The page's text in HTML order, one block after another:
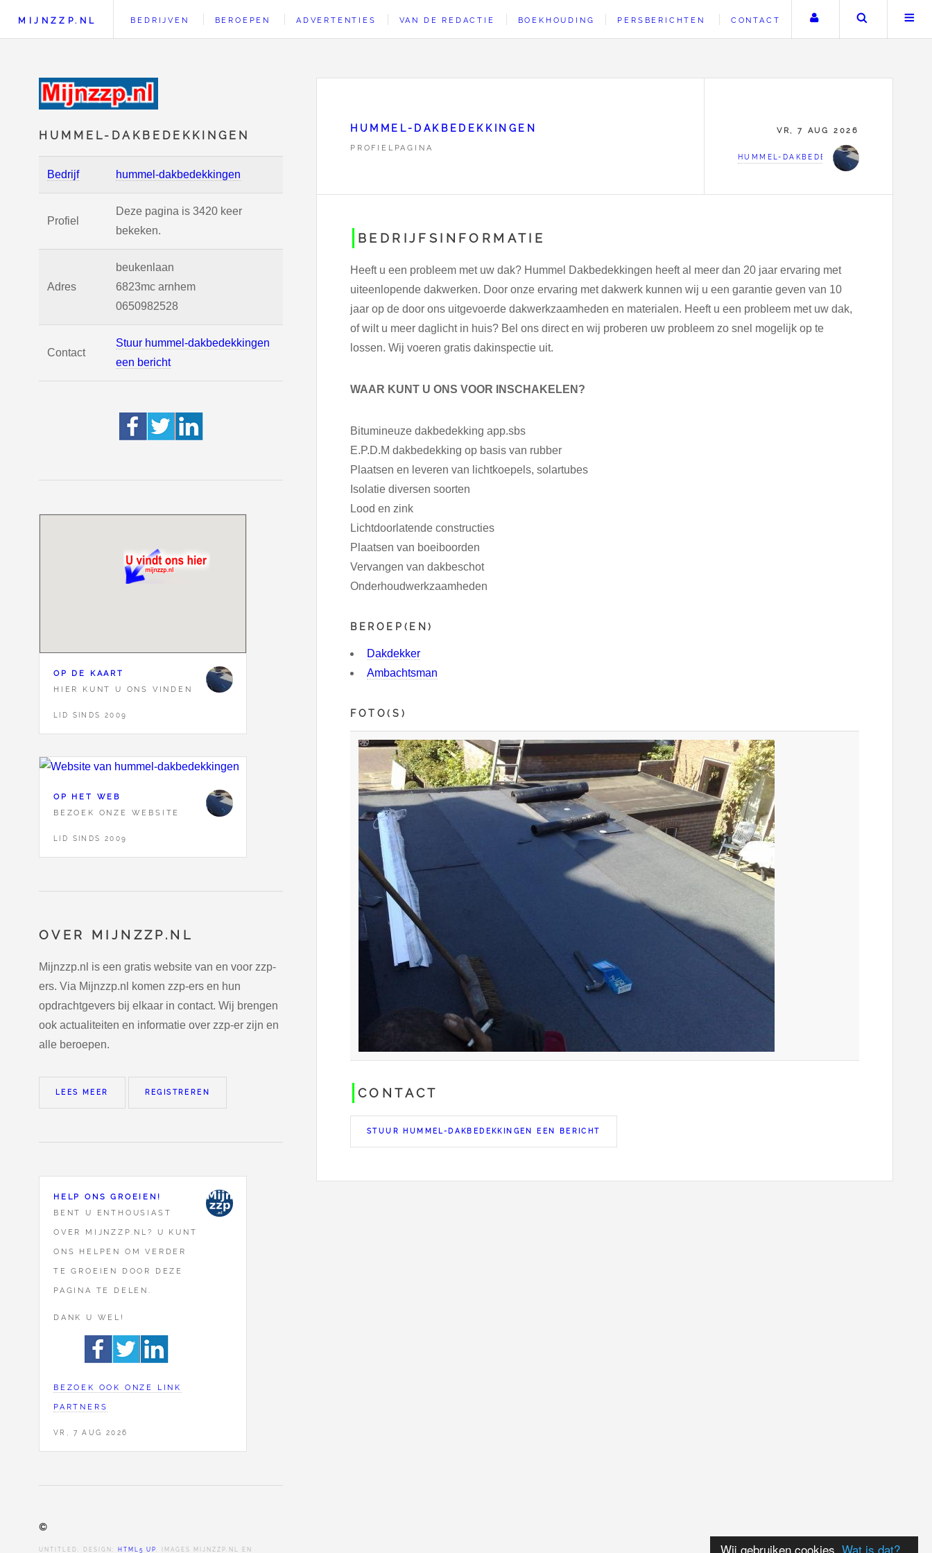
Wij gebruiken cookies. Wat is dat?
HUMMEL-DAKBEDEKKINGEN
Bedrijf hummel-dakbedekkingen
Profiel
Deze pagina is 3420 keer
bekeken.
Adres
beukenlaan
6823mc arnhem
0650982528
Contact
Stuur hummel-dakbedekkingen
een bericht
OP DE KAART
HIER KUNT U ONS VINDEN
LID SINDS 2009
OP HET WEB
BEZOEK ONZE WEBSITE
LID SINDS 2009
OVER MIJNZZP.NL
Mijnzzp.nl is een gratis website van en voor zzp-
ers. Via Mijnzzp.nl komen zzp-ers en hun
opdrachtgevers bij elkaar in contact. Wij brengen
ook actualiteiten en informatie over zzp-er zijn en
alle beroepen.
LEES MEER REGISTREREN
HELP ONS GROEIEN!
BENT U ENTHOUSIAST
OVER MIJNZZP.NL? U KUNT
ONS HELPEN OM VERDER
TE GROEIEN DOOR DEZE
PAGINA TE DELEN.
DANK U WEL!
BEZOEK OOK ONZE LINK
PARTNERS
VR, 7 AUG 2026
©
UNTITLED. DESIGN: HTML5 UP. IMAGES MIJNZZP.NL EN
MIJNZZP.NL BEDRIJVEN BEROEPEN ADVERTENTIES VAN DE REDACTIE BOEKHOUDING PERSBERICHTEN CONTACT Uw accountZoeken
HUMMEL-DAKBEDEKKINGEN
PROFIELPAGINA
VR, 7 AUG 2026
HUMMEL-DAKBEDEKKINGEN
BEDRIJFSINFORMATIE
Heeft u een probleem met uw dak? Hummel Dakbedekkingen heeft al meer dan 20 jaar ervaring met
uiteenlopende dakwerken. Door onze ervaring met dakwerk kunnen wij u een garantie geven van 10
jaar op de door ons uitgevoerde dakwerkzaamheden en materialen. Heeft u een probleem met uw dak,
of wilt u meer daglicht in huis? Bel ons direct en wij proberen uw probleem zo snel mogelijk op te
lossen. Wij voeren gratis dakinspectie uit.
WAAR KUNT U ONS VOOR INSCHAKELEN?
Bitumineuze dakbedekking app.sbs
E.P.D.M dakbedekking op basis van rubber
Plaatsen en leveren van lichtkoepels, solartubes
Isolatie diversen soorten
Lood en zink
Lichtdoorlatende constructies
Plaatsen van boeiboorden
Vervangen van dakbeschot
Onderhoudwerkzaamheden
BEROEP(EN)
Dakdekker
Ambachtsman
FOTO(S)
CONTACT
STUUR HUMMEL-DAKBEDEKKINGEN EEN BERICHT